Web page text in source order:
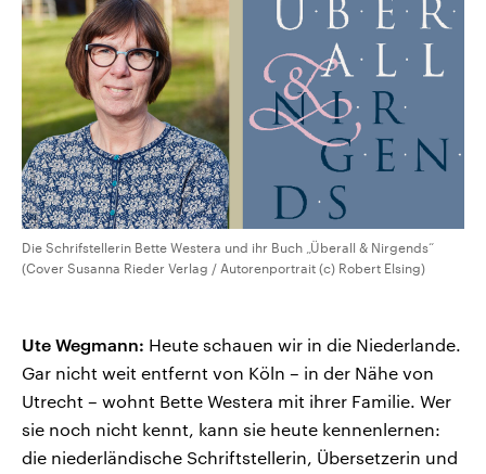
Die Schrifstellerin Bette Westera und ihr Buch „Überall & Nirgends“
(Cover Susanna Rieder Verlag / Autorenportrait (c) Robert Elsing)
Ute Wegmann: Heute schauen wir in die Niederlande.
Gar nicht weit entfernt von Köln – in der Nähe von
Utrecht – wohnt Bette Westera mit ihrer Familie. Wer
sie noch nicht kennt, kann sie heute kennenlernen:
die niederländische Schriftstellerin, Übersetzerin und